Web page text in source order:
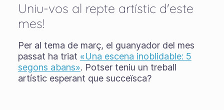
Uniu-vos al repte artístic d'este
mes!
Per al tema de març, el guanyador del mes
passat ha triat «Una escena inoblidable: 5
segons abans». Potser teniu un treball
artístic esperant que succeïsca?